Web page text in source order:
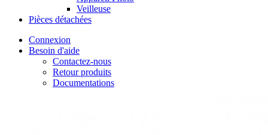
Veilleuse
Pièces détachées
Connexion
Besoin d'aide
Contactez-nous
Retour produits
Documentations